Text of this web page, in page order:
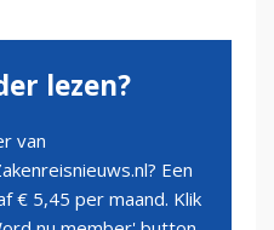
lezen?
van
Een
€ 5,45 per maand. Klik